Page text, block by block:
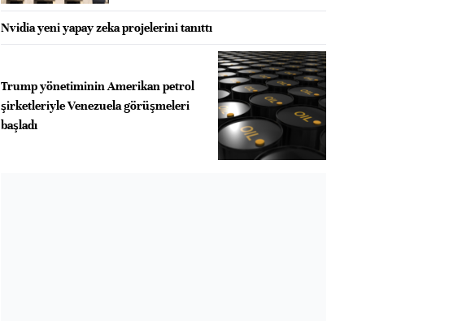
Nvidia yeni yapay zeka projelerini tanıttı
Trump yönetiminin Amerikan petrol
şirketleriyle Venezuela görüşmeleri
başladı